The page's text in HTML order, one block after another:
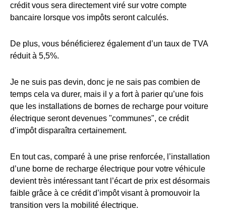
crédit vous sera directement viré sur votre compte
bancaire lorsque vos impôts seront calculés.
De plus, vous bénéficierez également d’un taux de TVA
réduit à 5,5%.
Je ne suis pas devin, donc je ne sais pas combien de
temps cela va durer, mais il y a fort à parier qu’une fois
que les installations de bornes de recharge pour voiture
électrique seront devenues "communes", ce crédit
d’impôt disparaîtra certainement.
En tout cas, comparé à une prise renforcée, l’installation
d’une borne de recharge électrique pour votre véhicule
devient très intéressant tant l’écart de prix est désormais
faible grâce à ce crédit d’impôt visant à promouvoir la
transition vers la mobilité électrique.